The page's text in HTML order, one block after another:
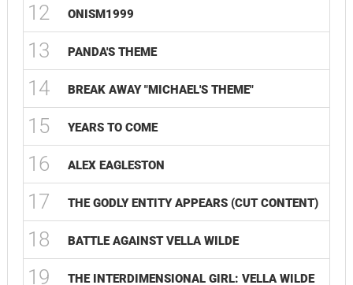
12 ONISM1999
13 PANDA'S THEME
14 BREAK AWAY "MICHAEL'S THEME"
15 YEARS TO COME
16 ALEX EAGLESTON
17 THE GODLY ENTITY APPEARS (CUT CONTENT)
18 BATTLE AGAINST VELLA WILDE
19 THE INTERDIMENSIONAL GIRL: VELLA WILDE